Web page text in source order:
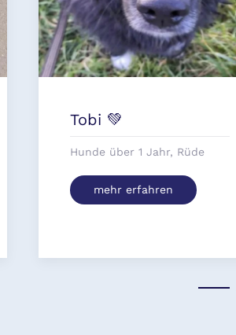
Tobi 💚
Hunde über 1 Jahr, Rüde
mehr erfahren